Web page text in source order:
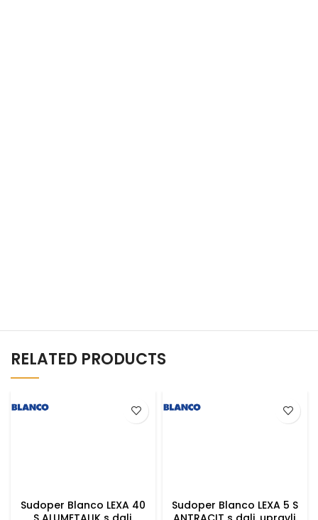
RELATED PRODUCTS
Sudoper Blanco LEXA 40
Sudoper Blanco LEXA 5 S